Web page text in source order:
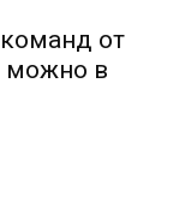
от
можно в